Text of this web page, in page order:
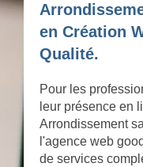
en Création
Qualité.
Pour les
leur présence en
Arrondissement
l'agence web
de services